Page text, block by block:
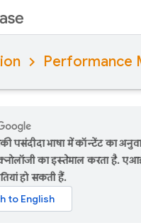
Performance
पसंदीदा भाषा में कॉन्टेंट का
का इस्तेमाल करता है.
हो सकती हैं.